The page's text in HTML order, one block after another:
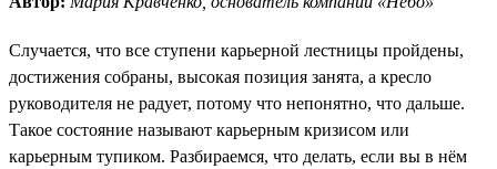
Случается, что все ступени карьерной лестницы пройдены,
достижения собраны, высокая позиция занята, а кресло
руководителя не радует, потому что непонятно, что дальше.
Такое состояние называют карьерным кризисом или
карьерным тупиком. Разбираемся, что делать, если вы в нём